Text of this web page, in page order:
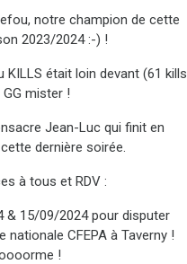
notre champion de cette
2023/2024 :-) !
KILLS était loin devant (61 kills
GG mister !
Jean-Luc qui finit en
dernière soirée.
à tous et RDV :
& 15/09/2024 pour disputer
nationale CFEPA à Taverny !
!